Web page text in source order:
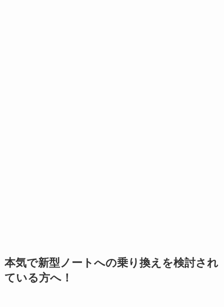
本気で新型ノートへの乗り換えを検討され
ている方へ！